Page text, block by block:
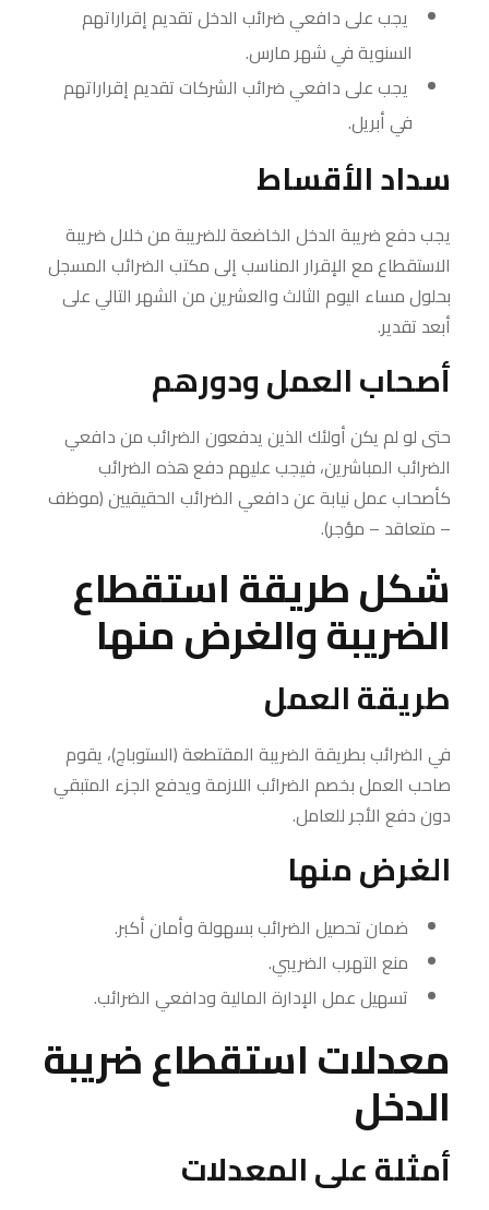
يجب على دافعي ضرائب الدخل تقديم إقراراتهم
السنوية في شهر مارس.
يجب على دافعي ضرائب الشركات تقديم إقراراتهم
في أبريل.
سداد الأقساط
يجب دفع ضريبة الدخل الخاضعة للضريبة من خلال ضريبة
الاستقطاع مع الإقرار المناسب إلى مكتب الضرائب المسجل
بحلول مساء اليوم الثالث والعشرين من الشهر التالي على
أبعد تقدير.
أصحاب العمل ودورهم
حتى لو لم يكن أولئك الذين يدفعون الضرائب من دافعي
الضرائب المباشرين، فيجب عليهم دفع هذه الضرائب
كأصحاب عمل نيابة عن دافعي الضرائب الحقيقيين (موظف
– متعاقد – مؤجر).
شكل طريقة استقطاع
الضريبة والغرض منها
طريقة العمل
في الضرائب بطريقة الضريبة المقتطعة (الستوباج)، يقوم
صاحب العمل بخصم الضرائب اللازمة ويدفع الجزء المتبقي
دون دفع الأجر للعامل.
الغرض منها
ضمان تحصيل الضرائب بسهولة وأمان أكبر.
منع التهرب الضريبي.
تسهيل عمل الإدارة المالية ودافعي الضرائب.
معدلات استقطاع ضريبة
الدخل
أمثلة على المعدلات